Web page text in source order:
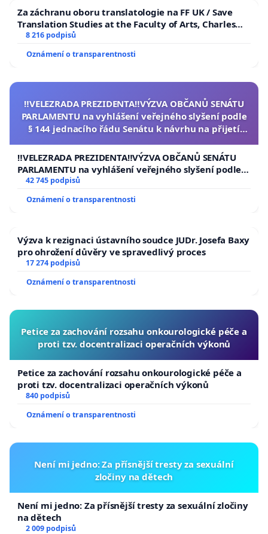
Za záchranu oboru translatologie na FF UK / Save
Translation Studies at the Faculty of Arts, Charles
University
8 216 podpisů
Oznámení o transparentnosti
‼️VELEZRADA PREZIDENTA‼️VÝZVA OBČANŮ SENÁTU
PARLAMENTU na vyhlášení veřejného slyšení podle
§ 144 jednacího řádu Senátu k návrhu na přijetí
republiky
‼️VELEZRADA PREZIDENTA‼️VÝZVA OBČANŮ SENÁTU
PARLAMENTU na vyhlášení veřejného slyšení podle §
144 jednacího řádu Senátu k návrhu na přijetí
republiky
42 745 podpisů
Oznámení o transparentnosti
Výzva k rezignaci ústavního soudce JUDr. Josefa Baxy
pro ohrožení důvěry ve spravedlivý proces
17 274 podpisů
Oznámení o transparentnosti
Petice za zachování rozsahu onkourologické péče a
proti tzv. docentralizaci operačních výkonů
Petice za zachování rozsahu onkourologické péče a
proti tzv. docentralizaci operačních výkonů
840 podpisů
Oznámení o transparentnosti
Není mi jedno: Za přísnější tresty za sexuální
zločiny na dětech
Není mi jedno: Za přísnější tresty za sexuální zločiny
na dětech
2 009 podpisů